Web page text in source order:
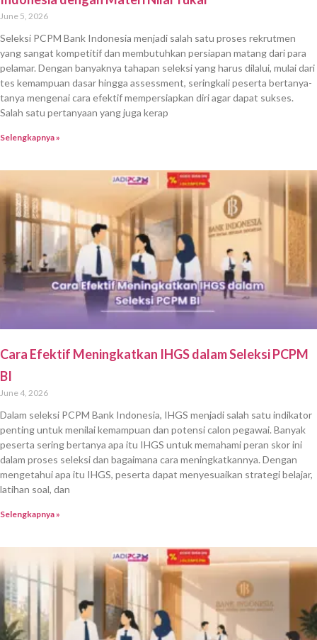
June 5, 2026
Seleksi PCPM Bank Indonesia menjadi salah satu proses rekrutmen
yang sangat kompetitif dan membutuhkan persiapan matang dari para
pelamar. Dengan banyaknya tahapan seleksi yang harus dilalui, mulai dari
tes kemampuan dasar hingga assessment, seringkali peserta bertanya-
tanya mengenai cara efektif mempersiapkan diri agar dapat sukses.
Salah satu pertanyaan yang juga kerap
Selengkapnya »
Cara Efektif Meningkatkan IHGS dalam Seleksi PCPM
BI
June 4, 2026
Dalam seleksi PCPM Bank Indonesia, IHGS menjadi salah satu indikator
penting untuk menilai kemampuan dan potensi calon pegawai. Banyak
peserta sering bertanya apa itu IHGS untuk memahami peran skor ini
dalam proses seleksi dan bagaimana cara meningkatkannya. Dengan
mengetahui apa itu IHGS, peserta dapat menyesuaikan strategi belajar,
latihan soal, dan
Selengkapnya »